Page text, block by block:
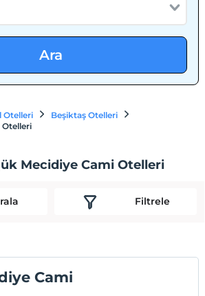
Ara
Otelleri
Beşiktaş Otelleri
Otelleri
Mecidiye Cami Otelleri
Filtrele
Cami